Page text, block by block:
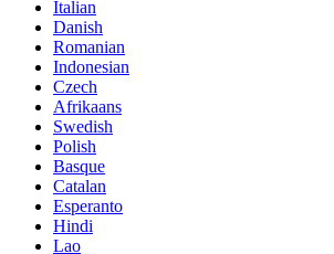
Italian
Danish
Romanian
Indonesian
Czech
Afrikaans
Swedish
Polish
Basque
Catalan
Esperanto
Hindi
Lao